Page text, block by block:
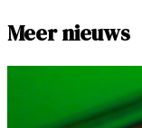
Meer nieuws